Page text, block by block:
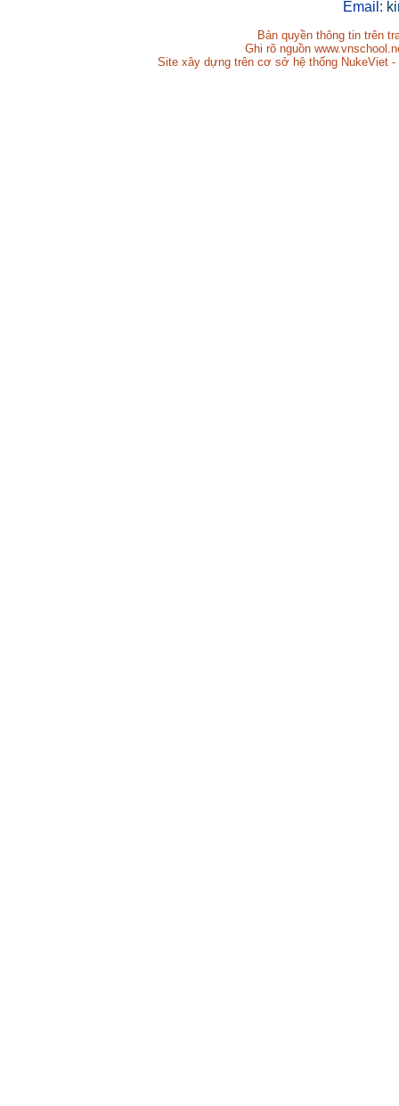
Email:
Bản quyền thông tin trên
Ghi rõ nguồn
Site xây dựng trên cơ sở hệ thống NukeViet